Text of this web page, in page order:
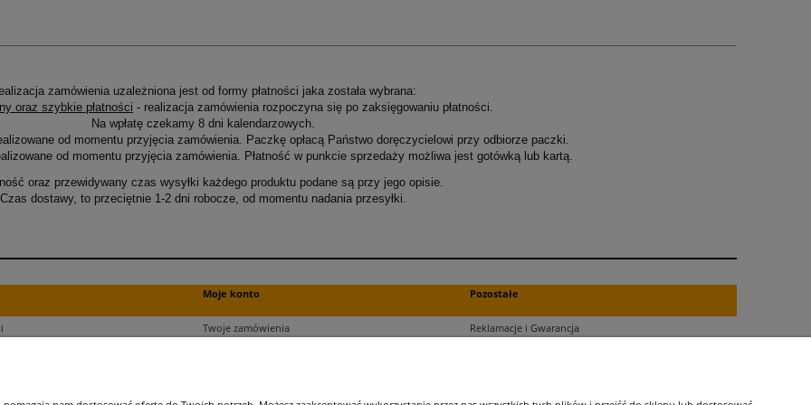
zamówienia uzależniona jest od formy płatności jaka została wybrana:
oraz szybkie płatności - realizacja zamówienia rozpoczyna się po zaksięgowaniu płatności.
Na wpłatę czekamy 8 dni kalendarzowych.
od momentu przyjęcia zamówienia. Paczkę opłacą Państwo doręczycielowi przy odbiorze paczki.
od momentu przyjęcia zamówienia. Płatność w punkcie sprzedaży możliwa jest gotówką lub kartą.
oraz przewidywany czas wysyłki każdego produktu podane są przy jego opisie.
Czas dostawy, to przeciętnie 1-2 dni robocze, od momentu nadania przesyłki.
Moje konto
Twoje zamówienia
Pozostałe
Reklamacje i Gwarancja